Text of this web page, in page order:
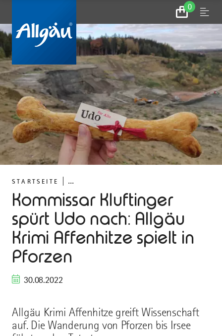
0
Zum
Warenkorb
Menu
STARTSEITE ...
Kommissar Kluftinger
spürt Udo nach: Allgäu
Krimi Affenhitze spielt in
Pforzen
30.08.2022
Allgäu Krimi Affenhitze greift Wissenschaft
auf. Die Wanderung von Pforzen bis Irsee